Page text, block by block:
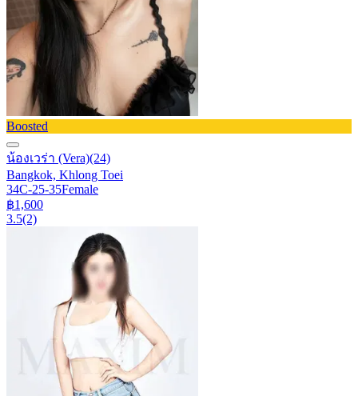
Boosted
น้องเวร่า (Vera)(24)
Bangkok, Khlong Toei
34C-25-35Female
฿1,600
3.5(2)